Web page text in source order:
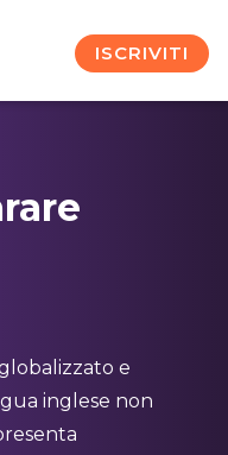
ISCRIVITI
e
inglese non